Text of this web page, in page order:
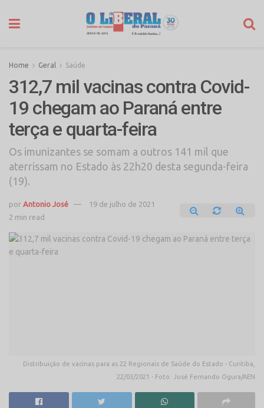
Home Geral Saúde
312,7 mil vacinas contra Covid-
19 chegam ao Paraná entre
terça e quarta-feira
Os imunizantes se somam a outros 141 mil que
aterrissam no Estado às 22h20 desta segunda-feira
(19).
por Antonio José
19 de julho de 2021
2 min read
Distribuição de vacinas para as 22 Regionais de Saúde do Estado - Curitiba,
22/03/2021 - Foto: José Fernando Ogura/AEN